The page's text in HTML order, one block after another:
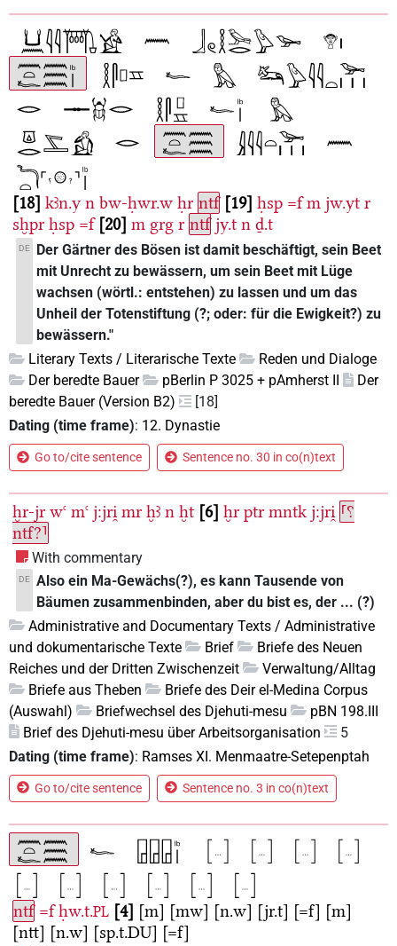
18 kꜣn.y n bw-ḥwr.w ḥr ntf 19 ḥsp =f m jw.yt r
sḫpr ḥsp =f 20 m grg r ntf jy.t n ḏ.t
DE
Der Gärtner des Bösen ist damit beschäftigt, sein Beet
mit Unrecht zu bewässern, um sein Beet mit Lüge
wachsen (wörtl.: entstehen) zu lassen und um das
Unheil der Totenstiftung (?; oder: für die Ewigkeit?) zu
bewässern."
Literary Texts / Literarische Texte
Reden und Dialoge
Der beredte Bauer
pBerlin P 3025 + pAmherst II
Der
beredte Bauer (Version B2)
[18]
Dating (time frame): 12. Dynastie
Go to/cite sentence Sentence no. 30 in co(n)text
ḫr-jr wꜥ mꜥ j:jri̯ mr ḫꜣ n ḫt 6 ḫr ptr mntk j:jri̯ ⸢⸮
ntf?⸣
With commentary
DE
Also ein Ma-Gewächs(?), es kann Tausende von
Bäumen zusammenbinden, aber du bist es, der ... (?)
Administrative and Documentary Texts / Administrative
und dokumentarische Texte
Brief
Briefe des Neuen
Reiches und der Dritten Zwischenzeit
Verwaltung/Alltag
Briefe aus Theben
Briefe des Deir el-Medina Corpus
(Auswahl)
Briefwechsel des Djehuti-mesu
pBN 198.III
Brief des Djehuti-mesu über Arbeitsorganisation
5
Dating (time frame): Ramses XI. Menmaatre-Setepenptah
Go to/cite sentence Sentence no. 3 in co(n)text
ntf =f ḥw.t.PL 4 [m] [mw] [n.w] [jr.t] [=f] [m]
[ntt] [n.w] [sp.t.DU] [=f]